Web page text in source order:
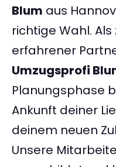
Blum aus
richtige Wahl.
erfahrener
Umzugsprofi
Planungsphase
Ankunft deiner
deinem neuen
Unsere